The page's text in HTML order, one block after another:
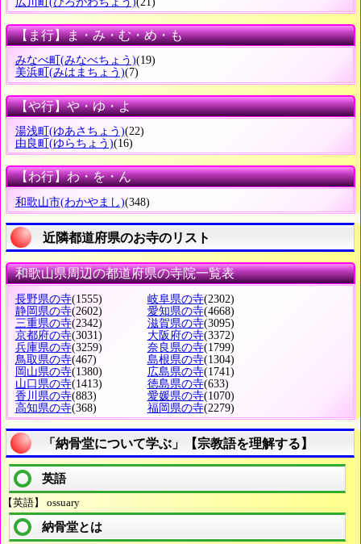
【ま行】ま・み・む・め・も
みなべ町 (みなべちょう)(19)
美浜町 (みはまちょう)(7)
【や行】や・ゆ・よ
湯浅町 (ゆあさちょう)(22)
由良町 (ゆらちょう)(16)
【わ行】わ・を・ん
和歌山市(わかやまし)(348)
近隣都道府県のお寺のリスト
和歌山県周辺の都道府県の寺院一覧表
長野県の寺(1555) 岐阜県の寺(2302)
静岡県の寺(2602) 愛知県の寺(4668)
三重県の寺(2342) 滋賀県の寺(3095)
京都府の寺(3031) 大阪府の寺(3372)
兵庫県の寺(3259) 奈良県の寺(1799)
鳥取県の寺(467) 島根県の寺(1304)
岡山県の寺(1380) 広島県の寺(1741)
山口県の寺(1413) 徳島県の寺(633)
香川県の寺(883) 愛媛県の寺(1070)
高知県の寺(368) 福岡県の寺(2279)
「納骨堂について学ぶ」【宗教語を理解する】
英語
【英語】 ossuary
納骨堂とは